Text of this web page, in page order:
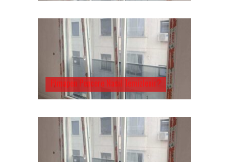
Pimapen Pencere Nasıl Temizlenir?